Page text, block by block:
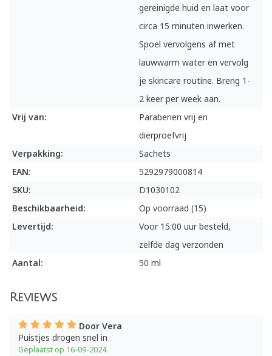
gereinigde huid en laat voor
circa 15 minuten inwerken.
Spoel vervolgens af met
lauwwarm water en vervolg
je skincare routine. Breng 1-
2 keer per week aan.
Vrij van:
Parabenen vrij en
dierproefvrij
Verpakking:
Sachets
EAN:
5292979000814
SKU:
D1030102
Beschikbaarheid:
Op voorraad (15)
Levertijd:
Voor 15:00 uur besteld,
zelfde dag verzonden
Aantal:
50 ml
Reviews
Door Vera
Puistjes drogen snel in
Geplaatst op 16-09-2024